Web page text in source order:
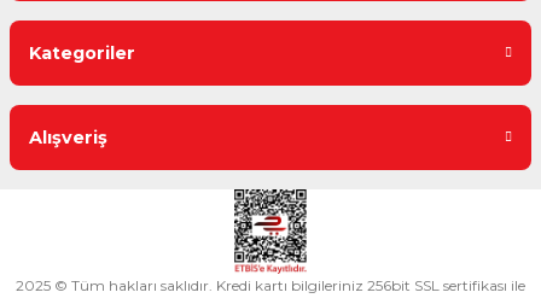
Kategoriler
Alışveriş
2025 © Tüm hakları saklıdır. Kredi kartı bilgileriniz 256bit SSL sertifikası ile